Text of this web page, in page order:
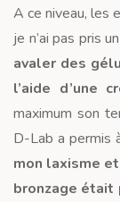
A ce niveau, les
je n’ai pas pris
avaler des
l’aide d’une
maximum son
D-Lab a permis
mon laxisme
bronzage était